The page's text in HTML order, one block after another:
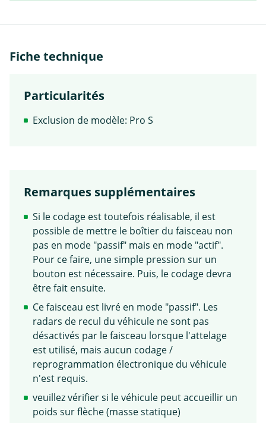
Fiche technique
Particularités
Exclusion de modèle: Pro S
Remarques supplémentaires
Si le codage est toutefois réalisable, il est
possible de mettre le boîtier du faisceau non
pas en mode "passif" mais en mode "actif".
Pour ce faire, une simple pression sur un
bouton est nécessaire. Puis, le codage devra
être fait ensuite.
Ce faisceau est livré en mode "passif". Les
radars de recul du véhicule ne sont pas
désactivés par le faisceau lorsque l'attelage
est utilisé, mais aucun codage /
reprogrammation électronique du véhicule
n'est requis.
veuillez vérifier si le véhicule peut accueillir un
poids sur flèche (masse statique)